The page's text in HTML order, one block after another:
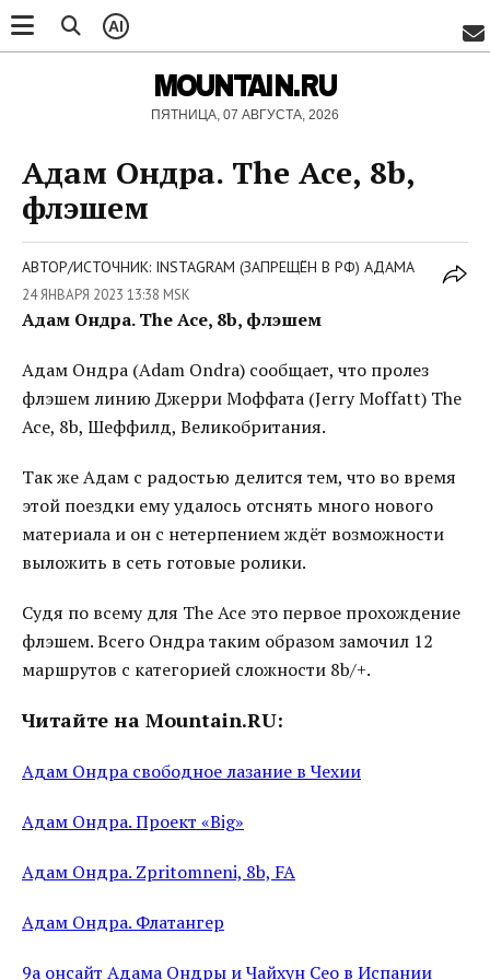
AI
MOUNTAIN.RU
ПЯТНИЦА, 07 АВГУСТА, 2026
Адам Ондра. The Ace, 8b,
флэшем
АВТОР/ИСТОЧНИК: INSTAGRAM (ЗАПРЕЩЁН В РФ) АДАМА
24 ЯНВАРЯ 2023 13:38 MSK
Адам Ондра. The Ace, 8b, флэшем
Адам Ондра (Adam Ondra) сообщает, что пролез
флэшем линию Джерри Моффата (Jerry Moffatt) The
Ace, 8b, Шеффилд, Великобритания.
Так же Адам с радостью делится тем, что во время
этой поездки ему удалось отснять много нового
материала и он с нетерпением ждёт возможности
выложить в сеть готовые ролики.
Судя по всему для The Ace это первое прохождение
флэшем. Всего Ондра таким образом замочил 12
маршрутов с категорией сложности 8b/+.
Читайте на Mountain.RU:
Адам Ондра свободное лазание в Чехии
Адам Ондра. Проект «Big»
Адам Ондра. Zpritomneni, 8b, FA
Адам Ондра. Флатангер
9a онсайт Адама Ондры и Чайхун Сео в Испании